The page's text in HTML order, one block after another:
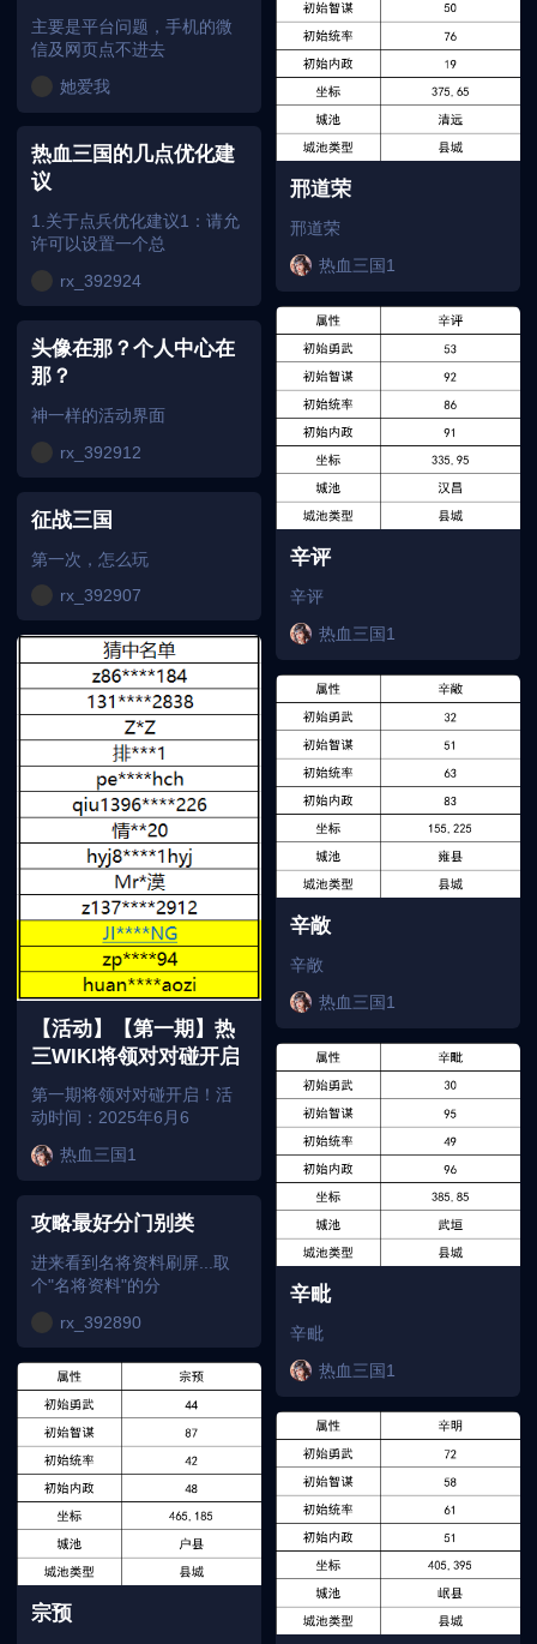
主要是平台问题，手机的微
信及网页点不进去
她爱我
热血三国的几点优化建
议
1.关于点兵优化建议1：请允
许可以设置一个总
rx_392924
头像在那？个人中心在
那？
神一样的活动界面
rx_392912
征战三国
第一次，怎么玩
rx_392907
【活动】【第一期】热
三WIKI将领对对碰开启
第一期将领对对碰开启！活
动时间：2025年6月6
热血三国1
攻略最好分门别类
进来看到名将资料刷屏...取
个"名将资料"的分
rx_392890
宗预
邢道荣
邢道荣
热血三国1
辛评
辛评
热血三国1
辛敞
辛敞
热血三国1
辛毗
辛毗
热血三国1